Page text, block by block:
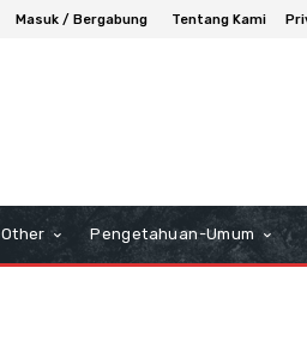
Masuk / Bergabung Tentang Kami
Other Pengetahuan-Umum